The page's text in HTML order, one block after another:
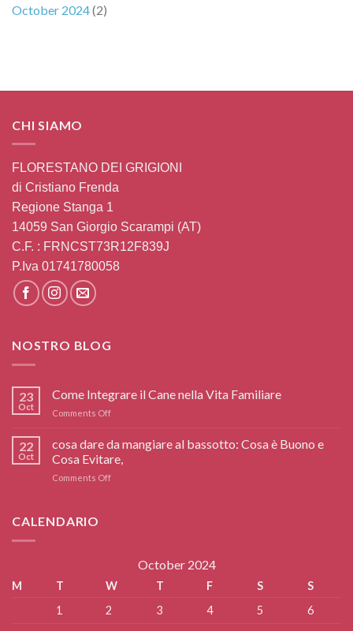
October 2024(2)
CHI SIAMO
FLORESTANO DEI GRIGIONI
di Cristiano Frenda
Regione Stanga 1
14059 San Giorgio Scarampi (AT)
C.F. : FRNCST73R12F839J
P.Iva 01741780058
NOSTRO BLOG
23
Oct
Come Integrare il Cane nella Vita Familiare
Comments Offon
Integrare
il
Cane
nella
22
Oct
cosa dare da mangiare al bassotto: Cosa è Buono e
Cosa Evitare,
Comments Offon
è
e
CALENDARIO
October 2024
M T W T F S
S
1
2 3 4 5
6